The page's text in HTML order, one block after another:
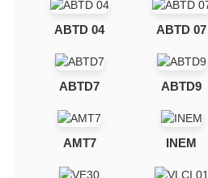
ABTD 04 ABTD 07
ABTD7 ABTD9
AMT7 INEM